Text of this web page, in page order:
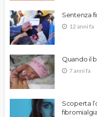
Sentenza
12 anni fa
Quando il
7 anni fa
Scoperta
fibromialgia